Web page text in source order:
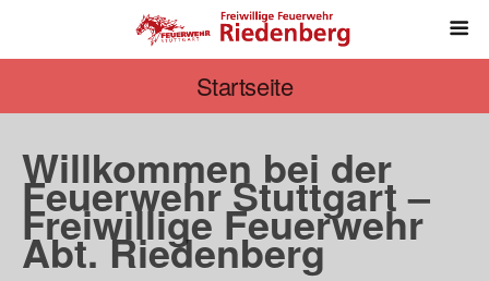
Startseite
Willkommen bei der
Feuerwehr Stuttgart –
Freiwillige Feuerwehr
Abt. Riedenberg